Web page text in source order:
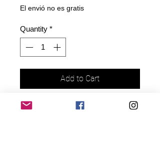
El envió no es gratis
Quantity *
Add to Cart
Buy Now